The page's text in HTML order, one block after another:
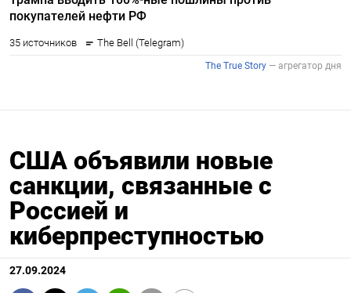
США объявили новые
санкции, связанные с
Россией и
киберпреступностью
27.09.2024